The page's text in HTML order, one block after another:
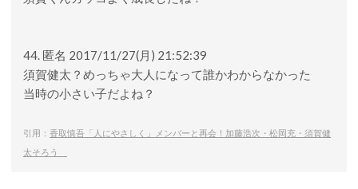
44. 匿名 2017/11/27(月) 21:52:39
須賀健太？めっちゃ大人になって誰かわからなかった
当時の小さい子だよね？
引用： 香取慎吾「人にやさしく」メンバーと再会！加藤浩次・松岡充・須賀健
太そろう